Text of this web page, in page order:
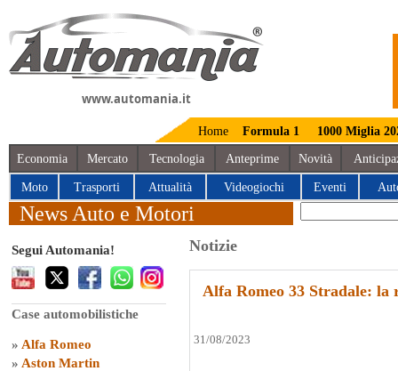
www.automania.it
Home Formula 1 1000 Miglia
Economia Mercato Tecnologia Anteprime Novità
Moto Trasporti Attualità Videogiochi Eventi
News Auto e Motori
Segui Automania!
Case automobilistiche
» Alfa Romeo
» Aston Martin
Notizie
Alfa Romeo 33 Stradale:
31/08/2023